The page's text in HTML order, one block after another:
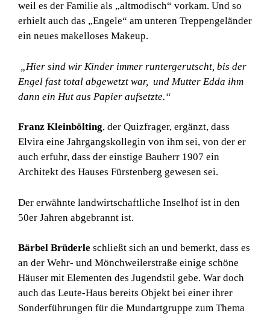
weil es der Familie als „altmodisch“ vorkam. Und so
erhielt auch das „Engele“ am unteren Treppengeländer
ein neues makelloses Makeup.
„Hier sind wir Kinder immer runtergerutscht, bis der
Engel fast total abgewetzt war, und Mutter Edda ihm
dann ein Hut aus Papier aufsetzte.“
Franz Kleinbölting, der Quizfrager, ergänzt, dass
Elvira eine Jahrgangskollegin von ihm sei, von der er
auch erfuhr, dass der einstige Bauherr 1907 ein
Architekt des Hauses Fürstenberg gewesen sei.
Der erwähnte landwirtschaftliche Inselhof ist in den
50er Jahren abgebrannt ist.
Bärbel Brüderle schließt sich an und bemerkt, dass es
an der Wehr- und Mönchweilerstraße einige schöne
Häuser mit Elementen des Jugendstil gebe. War doch
auch das Leute-Haus bereits Objekt bei einer ihrer
Sonderführungen für die Mundartgruppe zum Thema